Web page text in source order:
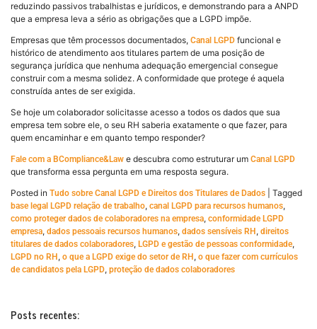
reduzindo passivos trabalhistas e jurídicos, e demonstrando para a ANPD
que a empresa leva a sério as obrigações que a LGPD impõe.
Empresas que têm processos documentados, Canal LGPD funcional e
histórico de atendimento aos titulares partem de uma posição de
segurança jurídica que nenhuma adequação emergencial consegue
construir com a mesma solidez. A conformidade que protege é aquela
construída antes de ser exigida.
Se hoje um colaborador solicitasse acesso a todos os dados que sua
empresa tem sobre ele, o seu RH saberia exatamente o que fazer, para
quem encaminhar e em quanto tempo responder?
Fale com a BCompliance&Law e descubra como estruturar um Canal LGPD
que transforma essa pergunta em uma resposta segura.
Posted in Tudo sobre Canal LGPD e Direitos dos Titulares de Dados Tagged
base legal LGPD relação de trabalho, canal LGPD para recursos humanos,
como proteger dados de colaboradores na empresa, conformidade LGPD
empresa, dados pessoais recursos humanos, dados sensíveis RH , direitos
titulares de dados colaboradores, LGPD e gestão de pessoas conformidade,
LGPD no RH , o que a LGPD exige do setor de RH , o que fazer com currículos
de candidatos pela LGPD, proteção de dados colaboradores
Posts recentes: